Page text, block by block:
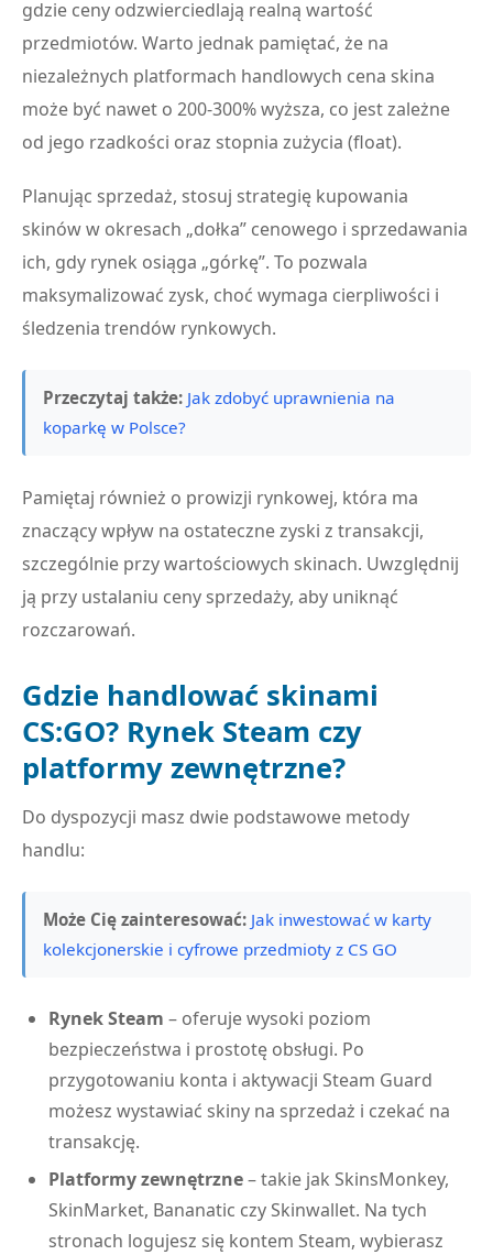
gdzie ceny odzwierciedlają realną wartość
przedmiotów. Warto jednak pamiętać, że na
niezależnych platformach handlowych cena skina
może być nawet o 200-300% wyższa, co jest zależne
od jego rzadkości oraz stopnia zużycia (float).
Planując sprzedaż, stosuj strategię kupowania
skinów w okresach „dołka” cenowego i sprzedawania
ich, gdy rynek osiąga „górkę”. To pozwala
maksymalizować zysk, choć wymaga cierpliwości i
śledzenia trendów rynkowych.
Przeczytaj także: Jak zdobyć uprawnienia na
koparkę w Polsce?
Pamiętaj również o prowizji rynkowej, która ma
znaczący wpływ na ostateczne zyski z transakcji,
szczególnie przy wartościowych skinach. Uwzględnij
ją przy ustalaniu ceny sprzedaży, aby uniknąć
rozczarowań.
Gdzie handlować skinami
CS:GO? Rynek Steam czy
platformy zewnętrzne?
Do dyspozycji masz dwie podstawowe metody
handlu:
Może Cię zainteresować: Jak inwestować w karty
kolekcjonerskie i cyfrowe przedmioty z CS GO
Rynek Steam – oferuje wysoki poziom
bezpieczeństwa i prostotę obsługi. Po
przygotowaniu konta i aktywacji Steam Guard
możesz wystawiać skiny na sprzedaż i czekać na
transakcję.
Platformy zewnętrzne– takie jak SkinsMonkey,
SkinMarket, Bananatic czy Skinwallet. Na tych
stronach logujesz się kontem Steam, wybierasz